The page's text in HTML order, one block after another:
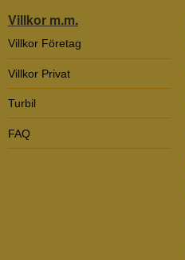
Villkor m.m.
Villkor Företag
Villkor Privat
Turbil
FAQ